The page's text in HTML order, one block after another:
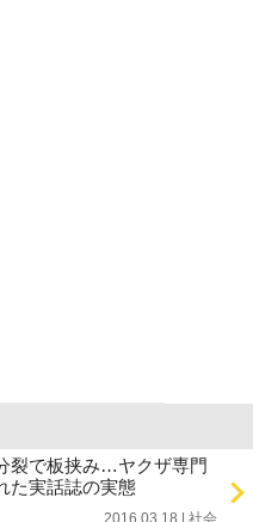
裂で板挟み…ヤクザ専門
た実話誌の実態
2016.03.18 | 社会